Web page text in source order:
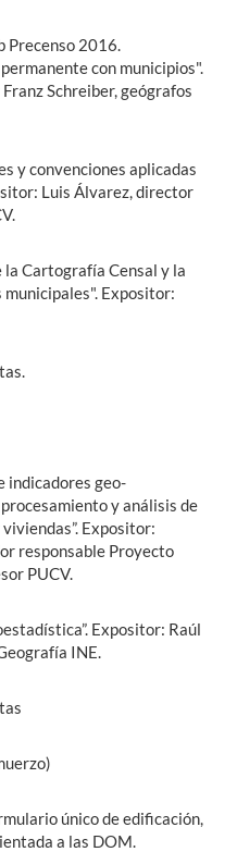
Precenso 2016.
con municipios".
Schreiber, geógrafos
y convenciones aplicadas
Luis Álvarez, director
Cartografía Censal y la
Expositor:
indicadores geo-
y análisis de
Expositor:
responsable Proyecto
PUCV.
Expositor: Raúl
INE.
único de edificación,
a las DOM.